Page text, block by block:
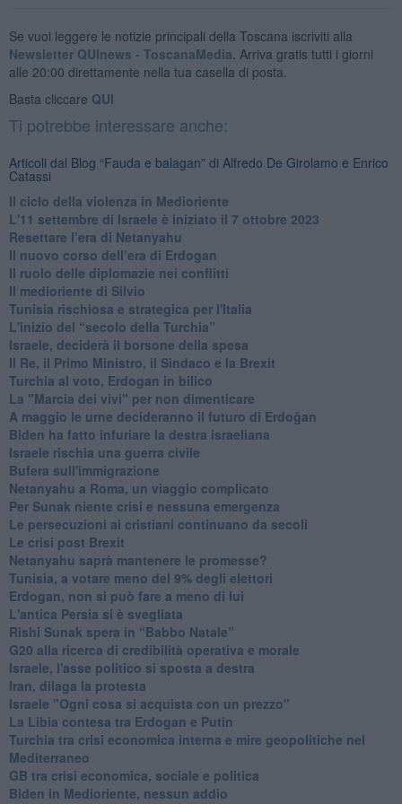
Se vuoi leggere le notizie principali della Toscana iscriviti alla
Newsletter QUInews - ToscanaMedia. Arriva gratis tutti i giorni
alle 20:00 direttamente nella tua casella di posta.
Basta cliccare QUI
Ti potrebbe interessare anche:
Articoli dal Blog “Fauda e balagan” di Alfredo De Girolamo e Enrico
Catassi
Il ciclo della violenza in Medioriente
L'11 settembre di Israele è iniziato il 7 ottobre 2023
Resettare l’era di Netanyahu
​Il nuovo corso dell’era di Erdogan
Il ruolo delle diplomazie nei conflitti
Il medioriente di Silvio
Tunisia rischiosa e strategica per l'Italia
L'inizio del “secolo della Turchia”
Israele, deciderà il borsone della spesa
Il Re, il Primo Ministro, il Sindaco e la Brexit
Turchia al voto, Erdogan in bilico
La "Marcia dei vivi" per non dimenticare
A maggio le urne decideranno il futuro di Erdoğan
Biden ha fatto infuriare la destra israeliana
Israele rischia una guerra civile
Bufera sull'immigrazione
Netanyahu a Roma, un viaggio complicato
Per Sunak niente crisi e nessuna emergenza
Le persecuzioni ai cristiani continuano da secoli
Le crisi post Brexit
Netanyahu saprà mantenere le promesse?
Tunisia, a votare meno del 9% degli elettori
Erdogan, non si può fare a meno di lui
L'antica Persia si è svegliata
Rishi Sunak spera in “Babbo Natale”
G20 alla ricerca di credibilità operativa e morale
Israele, l'asse politico si sposta a destra
Iran, dilaga la protesta
Israele "Ogni cosa si acquista con un prezzo"
La Libia contesa tra Erdogan e Putin
Turchia tra crisi economica interna e mire geopolitiche nel
Mediterraneo
GB tra crisi economica, sociale e politica
Biden in Medioriente, nessun addio